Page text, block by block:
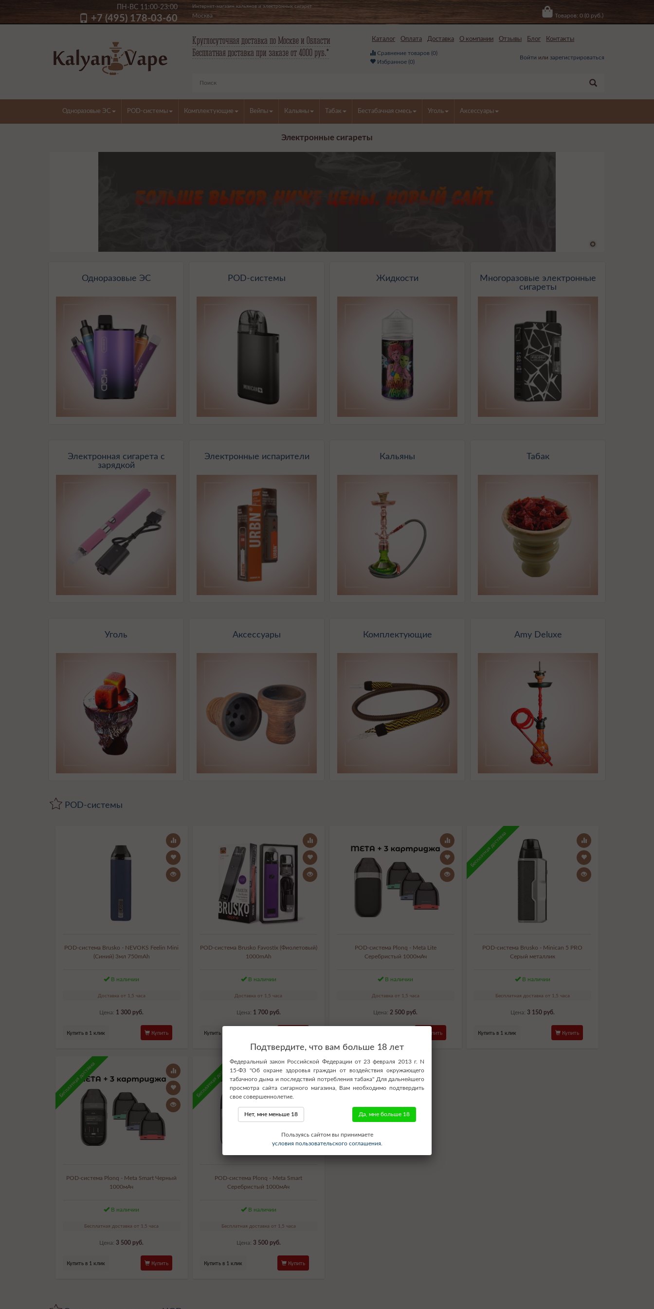
ПН-ВС 11:00-23:00
+7 (495) 178-03-60
Интернет-магазин кальянов и электронных сигарет
Москва Товаров: 0 (0 руб.)
Круглосуточная доставка по Москве и Области
Бесплатная доставка при заказе от 4000 руб.*
Каталог Оплата Доставка О компании Отзывы Блог Контакты
Сравнение товаров (0)
Избранное (0)
Войти или зарегистрироваться
Одноразовые ЭС POD-системы Комплектующие Вейпы Кальяны Табак Бестабачная смесь Уголь Аксессуары
Электронные сигареты
Одноразовые ЭС POD-системы Жидкости
Многоразовые электронные
сигареты
Электронная сигарета с
зарядкой
Электронные испарители Кальяны Табак
Уголь Аксессуары Комплектующие Amy Deluxe
POD-системы
POD-система Brusko - NEVOKS Feelin Mini
(Синий) 3мл 750mAh
В наличии
Доставка от 1,5 часа
Цена: 1 300 руб.
Купить в 1 клик Купить
POD-система Brusko Favostix (Фиолетовый)
1000mAh
В наличии
Доставка от 1,5 часа
Цена: 1 700 руб.
Купить в 1 клик
POD-система Plonq - Meta Lite
Серебристый 1000мАч
В наличии
Доставка от 1,5 часа
Цена: 2 500 руб.
Купить
Бесплатная доставка
POD-система Brusko - Minican 5 PRO
Серый металлик
В наличии
Бесплатная доставка от 1,5 часа
Цена: 3 150 руб.
Купить в 1 клик Купить
Бесплатная доставка
POD-система Plonq - Meta Smart Черный
1000мАч
В наличии
Бесплатная доставка от 1,5 часа
Цена:3 500 руб.
Купить в 1 клик Купить
Бесплатная доставка
POD-система Plonq - Meta Smart
Серебристый 1000мАч
В наличии
Бесплатная доставка от 1,5 часа
Цена: 3 500 руб.
Купить в 1 клик Купить
Подтвердите, что вам больше 18 лет
Федеральный закон Российской Федерации от 23 февраля 2013 г. N
15-ФЗ "Об охране здоровья граждан от воздействия окружающего
табачного дыма и последствий потребления табака" Для дальнейшего
просмотра сайта сигарного магазина, Вам необходимо подтвердить
свое совершеннолетие.
Нет, мне меньше 18 Да, мне больше 18
Пользуясь сайтом вы принимаете
условия пользовательского соглашения.